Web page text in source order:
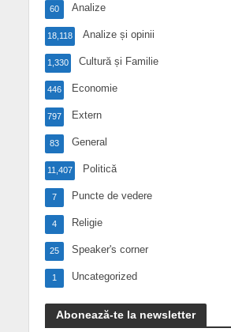
Analize
60
Analize și opinii
18,118
Cultură și Familie
1,330
Economie
446
Extern
797
General
83
Politică
11,407
Puncte de vedere
7
Religie
4
Speaker's corner
25
Uncategorized
1
Abonează-te la newsletter